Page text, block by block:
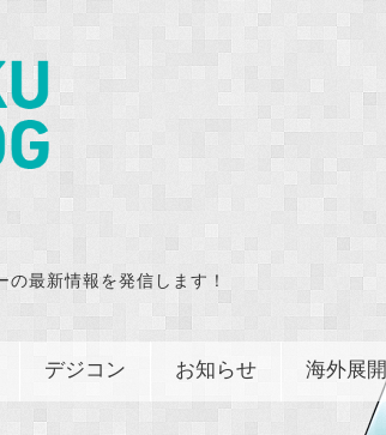
最新情報を発信します！
デジコン お知らせ 海外展開